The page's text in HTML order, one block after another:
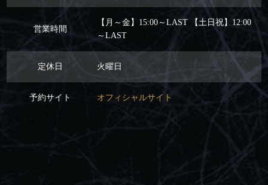
営業時間
【月～金】15:00～LAST 【土日祝】12:00
～LAST
定休日 火曜日
予約サイト オフィシャルサイト